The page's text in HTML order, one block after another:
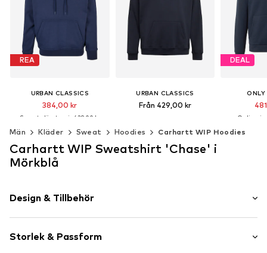
REA
URBAN CLASSICS
384,00 kr
Senaste lägsta pris: 429,00 kr
17
Tillgängliga storlekar: XS, S, M, XL
Lägg till i varukorgen
URBAN CLASSICS
Från 429,00 kr
Lägg till i varukorgen
DEAL
Ordinarie
Män Kläder Sweat Hoodies Carhartt WIP Hoodies
Carhartt WIP Sweatshirt 'Chase' i
Mörkblå
Design & Tillbehör
Sweattyg
Storlek & Passform